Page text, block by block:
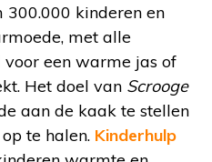
kinderen en
met alle
voor een warme jas of
Het doel van Scrooge
aan de kaak te stellen
te halen. Kinderhulp